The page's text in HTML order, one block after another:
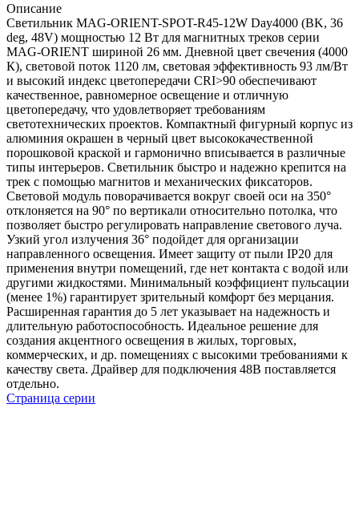
Описание
Светильник MAG-ORIENT-SPOT-R45-12W Day4000 (BK, 36
deg, 48V) мощностью 12 Вт для магнитных треков серии
MAG-ORIENT шириной 26 мм. Дневной цвет свечения (4000
К), световой поток 1120 лм, световая эффективность 93 лм/Вт
и высокий индекс цветопередачи CRI>90 обеспечивают
качественное, равномерное освещение и отличную
цветопередачу, что удовлетворяет требованиям
светотехнических проектов. Компактный фигурный корпус из
алюминия окрашен в черный цвет высококачественной
порошковой краской и гармонично вписывается в различные
типы интерьеров. Светильник быстро и надежно крепится на
трек с помощью магнитов и механических фиксаторов.
Световой модуль поворачивается вокруг своей оси на 350°
отклоняется на 90° по вертикали относительно потолка, что
позволяет быстро регулировать направление светового луча.
Узкий угол излучения 36° подойдет для организации
направленного освещения. Имеет защиту от пыли IP20 для
применения внутри помещений, где нет контакта с водой или
другими жидкостями. Минимальный коэффициент пульсации
(менее 1%) гарантирует зрительный комфорт без мерцания.
Расширенная гарантия до 5 лет указывает на надежность и
длительную работоспособность. Идеальное решение для
создания акцентного освещения в жилых, торговых,
коммерческих, и др. помещениях с высокими требованиями к
качеству света. Драйвер для подключения 48В поставляется
отдельно.
Страница серии